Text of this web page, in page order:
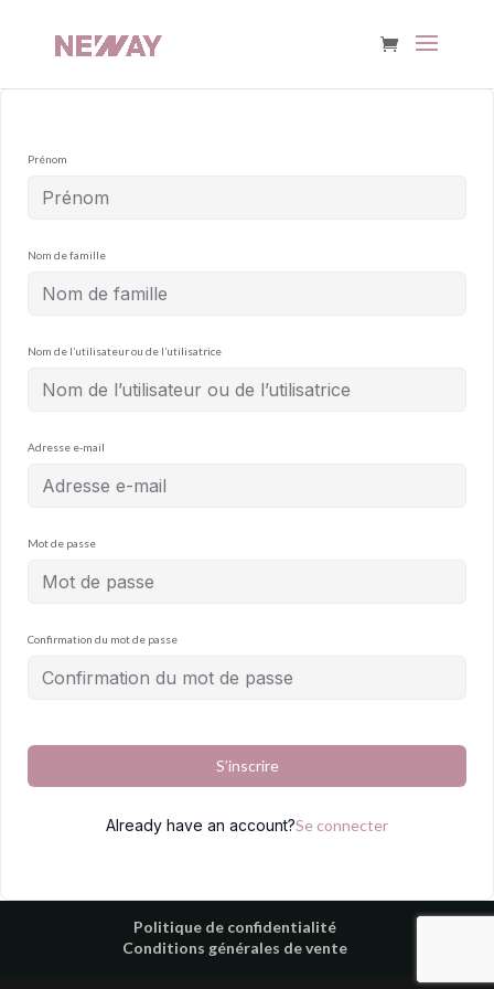
Prénom
Nom de famille
Nom de l’utilisateur ou de l’utilisatrice
Adresse e-mail
Mot de passe
Confirmation du mot de passe
S’inscrire
Already have an account?Se connecter
Politique de confidentialité
Conditions générales de vente